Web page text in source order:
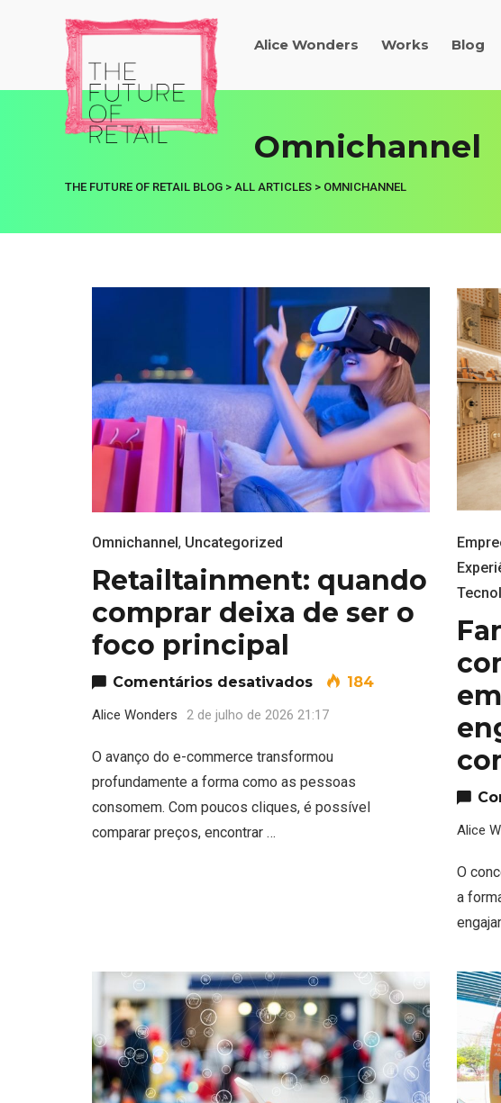
Alice Wonders Works Blog
Omnichannel
THE FUTURE OF RETAIL BLOG > ALL ARTICLES > OMNICHANNEL
Omnichannel, Uncategorized
Retailtainment: quando
comprar deixa de ser o
foco principal
Comentários desativadosem Retailtainment:
184
Alice Wonders 2 de julho de 2026 21:17
O avanço do e-commerce transformou
profundamente a forma como as pessoas
consomem. Com poucos cliques, é possível
comparar preços, encontrar …
Alice
O
a